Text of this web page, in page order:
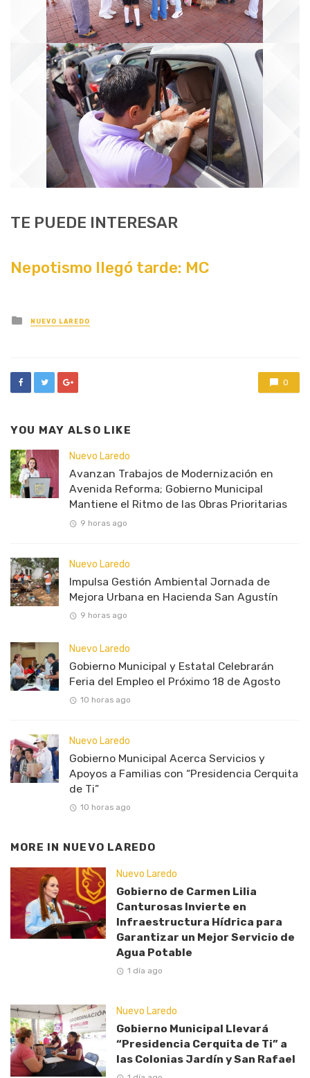
TE PUEDE INTERESAR
Nepotismo llegó tarde: MC
Posted
in
NUEVO LAREDO
0
YOU MAY ALSO LIKE
Nuevo Laredo
Avanzan Trabajos de Modernización en
Avenida Reforma; Gobierno Municipal
Mantiene el Ritmo de las Obras Prioritarias
9 horas ago
Nuevo Laredo
Impulsa Gestión Ambiental Jornada de
Mejora Urbana en Hacienda San Agustín
9 horas ago
Nuevo Laredo
Gobierno Municipal y Estatal Celebrarán
Feria del Empleo el Próximo 18 de Agosto
10 horas ago
Nuevo Laredo
Gobierno Municipal Acerca Servicios y
Apoyos a Familias con “Presidencia Cerquita
de Ti”
10 horas ago
MORE IN NUEVO LAREDO
Nuevo Laredo
Gobierno de Carmen Lilia
Canturosas Invierte en
Infraestructura Hídrica para
Garantizar un Mejor Servicio de
Agua Potable
1 día ago
Nuevo Laredo
Gobierno Municipal Llevará
“Presidencia Cerquita de Ti” a
las Colonias Jardín y San Rafael